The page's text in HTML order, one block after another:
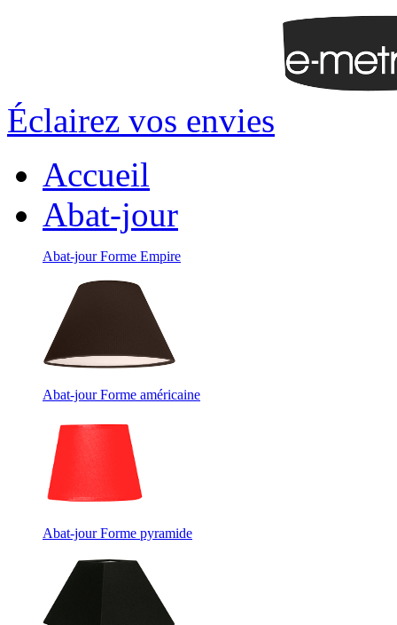
Éclairez vos envies
Accueil
Abat-jour
Abat-jour Forme Empire
Abat-jour Forme américaine
Abat-jour Forme pyramide